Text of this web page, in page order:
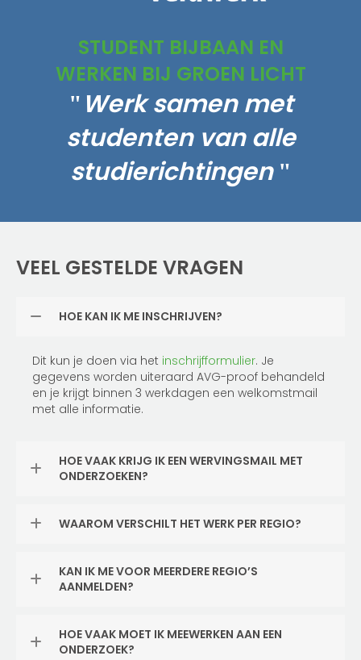
STUDENT BIJBAAN EN
WERKEN BIJ GROEN LICHT
Werk samen met
studenten van alle
studierichtingen
VEEL GESTELDE VRAGEN
HOE KAN IK ME INSCHRIJVEN?
Dit kun je doen via het inschrijfformulier. Je
gegevens worden uiteraard AVG-proof behandeld
en je krijgt binnen 3 werkdagen een welkomstmail
met alle informatie.
HOE VAAK KRIJG IK EEN WERVINGSMAIL MET
ONDERZOEKEN?
WAAROM VERSCHILT HET WERK PER REGIO?
KAN IK ME VOOR MEERDERE REGIO’S
AANMELDEN?
HOE VAAK MOET IK MEEWERKEN AAN EEN
ONDERZOEK?